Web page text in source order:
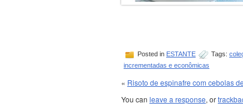
Posted in ESTANTE Tags:
incrementadas e econômicas
« Risoto de espinafre com cebolas
You can leave a response, or